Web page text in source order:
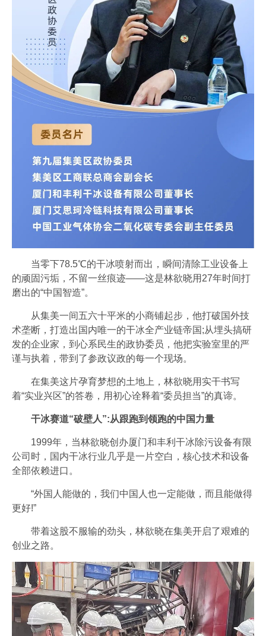
当零下78.5℃的干冰喷射而出，瞬间清除工业设备上
的顽固污垢，不留一丝痕迹——这是林欲晓用27年时间打
磨出的“中国智造”。
从集美一间五六十平米的小商铺起步，他打破国外技
术垄断，打造出国内唯一的干冰全产业链帝国;从埋头搞研
发的企业家，到心系民生的政协委员，他把实验室里的严
谨与执着，带到了参政议政的每一个现场。
在集美这片孕育梦想的土地上，林欲晓用实干书写
着“实业兴区”的答卷，用初心诠释着“委员担当”的真谛。
干冰赛道“破壁人”:从跟跑到领跑的中国力量
1999年，当林欲晓创办厦门和丰利干冰除污设备有限
公司时，国内干冰行业几乎是一片空白，核心技术和设备
全部依赖进口。
“外国人能做的，我们中国人也一定能做，而且能做得
更好!”
带着这股不服输的劲头，林欲晓在集美开启了艰难的
创业之路。